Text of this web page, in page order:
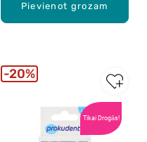
Pievienot grozam
Tikai Drogās!
20%